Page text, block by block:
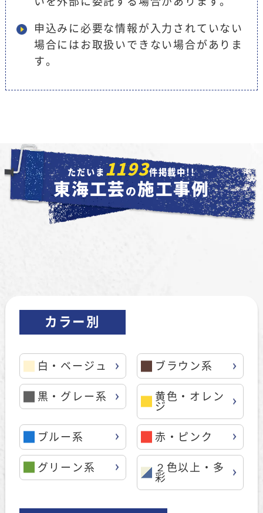
申込みに必要な情報が入力されていない
場合にはお取扱いできない場合がありま
す。
ただいま 1193件掲載中!!
東海工芸 の 施工事例
カラー別
白・ベージュ ブラウン系
黒・グレー系
黄色・オレン
ジ
ブルー系 赤・ピンク
グリーン系
２色以上・多
彩